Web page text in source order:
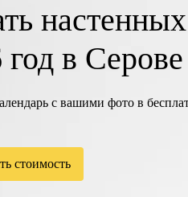
год в Серове
с вашими фото в
стоимость